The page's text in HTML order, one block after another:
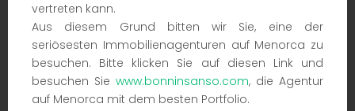
vertreten kann.
Aus diesem Grund bitten wir Sie, eine der
seriösesten Immobilienagenturen auf Menorca zu
besuchen. Bitte klicken Sie auf diesen Link und
besuchen Sie www.bonninsanso.com, die Agentur
auf Menorca mit dem besten Portfolio.